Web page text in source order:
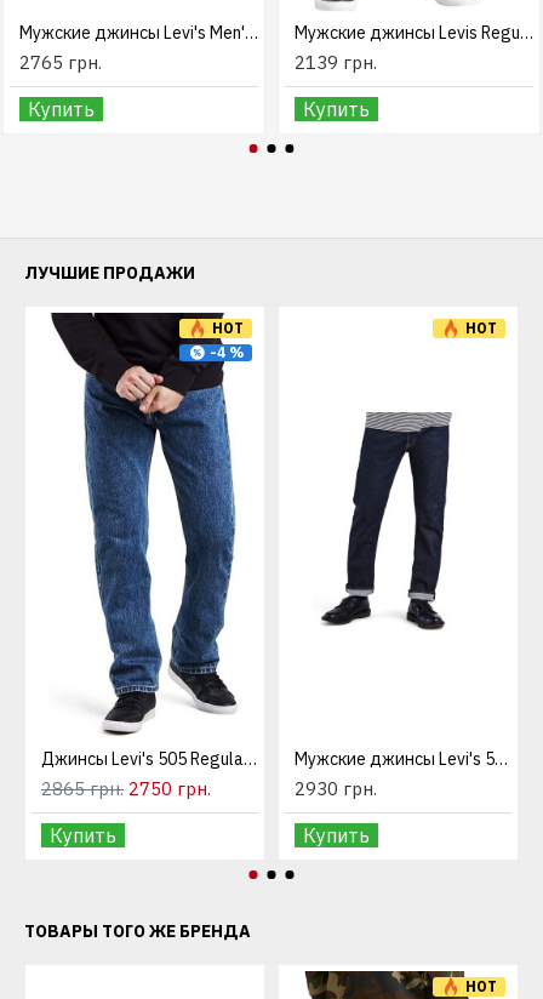
Мужские джинсы Levi's Men's 501 Original Fit The Ben
2765 грн.
Купить
Мужские джинсы Levis Regular Fit 505 USA
2139 грн.
Купить
ЛУЧШИЕ ПРОДАЖИ
HOT
-4 %
Джинсы Levi's 505 Regular Fit Medium Stonewash
2865 грн. 2750 грн.
Купить
HOT
Мужские джинсы Levi's 501 Original Fit The Rose
2930 грн.
Купить
ТОВАРЫ ТОГО ЖЕ БРЕНДА
HOT